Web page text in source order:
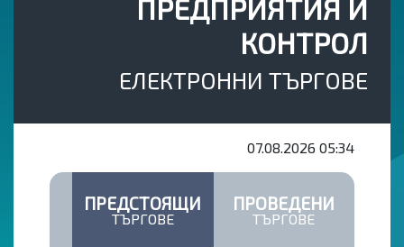
ПРЕДПРИЯТИЯ И
КОНТРОЛ
ЕЛЕКТРОННИ ТЪРГОВЕ
07.08.2026 05:34
ПРЕДСТОЯЩИ
ТЪРГОВЕ
ПРОВЕДЕНИ
ТЪРГОВЕ